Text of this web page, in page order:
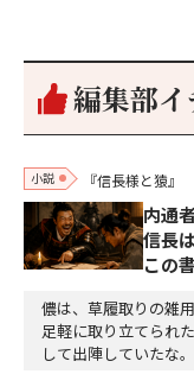
編集部
小説 『信長様と猿』
内通
信長
この
儂は、草履取りの雑
足軽に取り立てられ
して出陣していたな